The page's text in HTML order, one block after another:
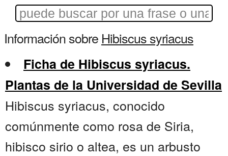
Información sobre Hibiscus syriacus
Ficha de Hibiscus syriacus.
Plantas de la Universidad de Sevilla
Hibiscus syriacus, conocido
comúnmente como rosa de Siria,
hibisco sirio o altea, es un arbusto